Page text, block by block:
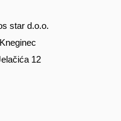
star d.o.o.
12